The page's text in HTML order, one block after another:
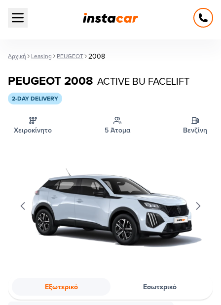
Open main menu
Αρχική Leasing PEUGEOT 2008
PEUGEOT 2008 ACTIVE BU FACELIFT
2-DAY DELIVERY
Χειροκίνητο 5 Άτομα Βενζίνη
Εξωτερικό Εσωτερικό